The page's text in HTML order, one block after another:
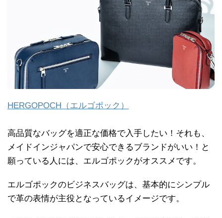
HERGOPOCH（エルゴポック）
高品質なバッグを適正な価格で入手したい！それも、
メイドインジャパンで安心できるブランドがいい！と
願っている人には、エルゴポックがオススメです。
エルゴポックのビジネスバッグは、基本的にシンプル
で革の表情が主役となっているイメージです。